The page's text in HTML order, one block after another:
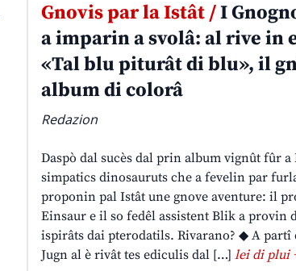
Gnovis par la Istât /I
a imparin a svolâ: al rive in
«Tal blu piturât di blu», il
album di colorâ
Redazion
Daspò dal sucès dal prin album vignût fûr a
simpatics dinosauruts che a fevelin par
proponin pal Istât une gnove aventure: il
Einsaur e il so fedêl assistent Blik a provin
ispirâts dai pterodatils. Rivarano? ◆ A partî
Jugn al è rivât tes ediculis dal […] lei di plui